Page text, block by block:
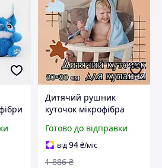
Дитячий рушник
куточок мікрофібра
Бановий рушник із
куточком Дитяча
накидка для малюка
Готово до відправки
від94₴/міс
1 886 ₴